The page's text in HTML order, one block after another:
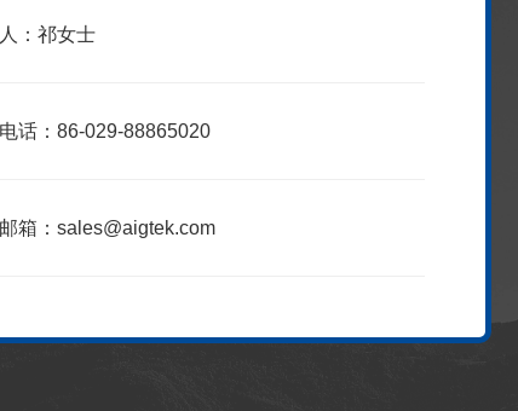
：祁女士
话：86-029-88865020
箱：sales@aigtek.com